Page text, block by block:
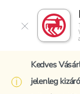
Kedves
jelenleg